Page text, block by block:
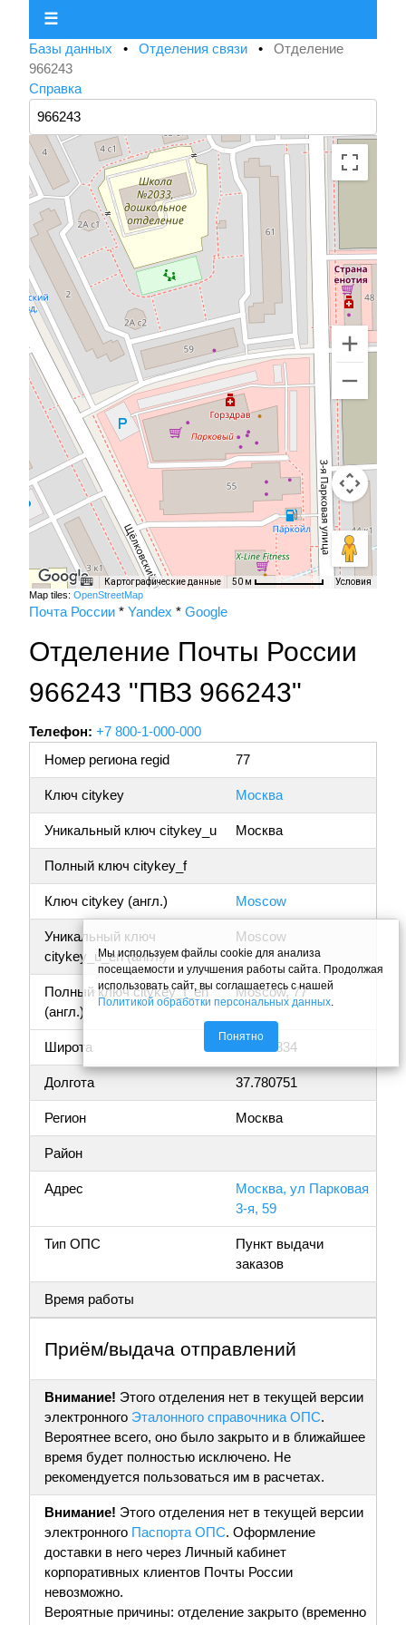
☰
Базы данных • Отделения связи • Отделение
966243
Справка
Картографические данные 50 м Условия
Map tiles: OpenStreetMap
Почта России * Yandex * Google
Отделение Почты России
966243 "ПВЗ 966243"
Телефон: +7 800-1-000-000
Номер региона regid
77
Ключ citykey Москва
Уникальный ключ citykey_u Москва
Полный ключ citykey_f
Ключ citykey (англ.) Moscow
Уникальный ключ
citykey_u_en (англ.)
Moscow
Полный ключ citykey_f_en
(англ.)
Moscow, 77
Широта 55.805834
Долгота 37.780751
Регион Москва
Район
Адрес
Москва, ул Парковая
3-я, 59
Тип ОПС
Пункт выдачи
заказов
Время работы
Приём/выдача отправлений
Внимание! Этого отделения нет в текущей версии
электронного Эталонного справочника ОПС.
Вероятнее всего, оно было закрыто и в ближайшее
время будет полностью исключено. Не
рекомендуется пользоваться им в расчетах.
Внимание! Этого отделения нет в текущей версии
электронного Паспорта ОПС. Оформление
доставки в него через Личный кабинет
корпоративных клиентов Почты России
невозможно.
Вероятные причины: отделение закрыто (временно
Мы используем файлы cookie для анализа
посещаемости и улучшения работы сайта. Продолжая
использовать сайт, вы соглашаетесь с нашей
Политикой обработки персональных данных
Понятно